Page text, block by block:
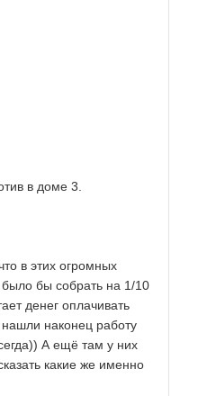
в доме 3.
в этих огромных
бы собрать на 1/10
денег оплачивать
наконец работу
А ещё там у них
какие же именно